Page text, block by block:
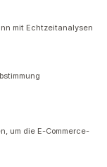
mit Echtzeitanalysen
um die E-Commerce-